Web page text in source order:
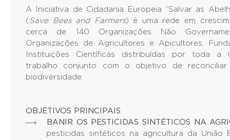
A Iniciativa de Cidadania Europeia “Salvar as
( Save Bees and Farmers) é uma rede em
cerca de 140 Organizações Não
Organizações de Agricultores e Apicultores,
Instituições Científicas distribuídas por toda a
trabalho conjunto com o objetivo de reconciliar
biodiversidade.
OBJETIVOS PRINCIPAIS
BANIR OS PESTICIDAS SINTÉTICOS NA
pesticidas sintéticos na agricultura da União